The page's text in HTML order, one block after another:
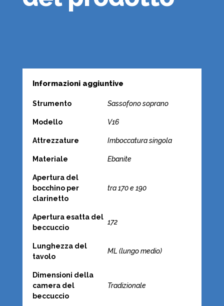
Informazioni aggiuntive
Strumento Sassofono soprano
Modello V16
Attrezzature Imboccatura singola
Materiale Ebanite
Apertura del
bocchino per
clarinetto
tra 170 e 190
Apertura esatta del
beccuccio
172
Lunghezza del
tavolo
ML (lungo medio)
Dimensioni della
camera del
beccuccio
Tradizionale